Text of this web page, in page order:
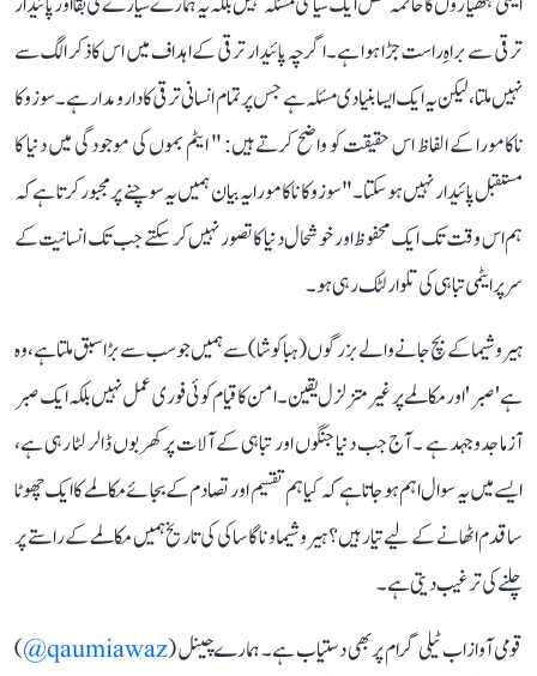
ترقی سے براہِ راست جڑا ہوا ہے۔ اگرچہ پائیدار ترقی کے اہداف میں اس کا ذکر الگ سے
نہیں ملتا، لیکن یہ ایک ایسا بنیادی مسئلہ ہے جس پر تمام انسانی ترقی کا دارومدار ہے۔ سوزوکا
ناکامورا کے الفاظ اس حقیقت کو واضح کرتے ہیں: " ایٹم بموں کی موجودگی میں دنیا کا
مستقبل پائیدار نہیں ہو سکتا۔"سوزوکا ناکامورا یہ بیان ہمیں یہ سوچنے پر مجبور کرتا ہے کہ
ہم اس وقت تک ایک محفوظ اور خوشحال دنیا کا تصور نہیں کر سکتے جب تک انسانیت کے
سر پر ایٹمی تباہی کی تلوار لٹک رہی ہو۔
ہیروشیما کے بچ جانے والے بزرگوں (ہباکوشا) سے ہمیں جو سب سے بڑا سبق ملتا ہے، وہ
ہے 'صبر' اور مکالمے پر غیر متزلزل یقین۔ امن کا قیام کوئی فوری عمل نہیں بلکہ ایک صبر
آزما جدوجہد ہے ۔ آج جب دنیا جنگوں اور تباہی کے آلات پر کھربوں ڈالر لٹا رہی ہے،
ایسے میں یہ سوال اہم ہو جاتا ہے کہ کیا ہم تقسیم اور تصادم کے بجائے مکالمے کا ایک چھوٹا
سا قدم اٹھانے کے لیے تیار ہیں؟ ہیروشیما و ناگاساکی کی تاریخ ہمیں مکالمے کے راستے پر
چلنے کی ترغیب دیتی ہے۔
قومی آواز اب ٹیلی گرام پر بھی دستیاب ہے۔ ہمارے چینل (qaumiawaz@
)